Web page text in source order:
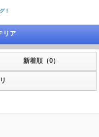
！
リア
新着順（0）